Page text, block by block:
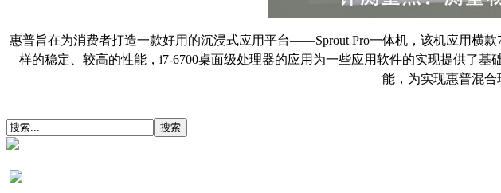
惠普旨在为消费者打造一款好用的沉浸式应用平台——Sprout Pro一体机，该机应用横
样的稳定、较高的性能，i7-6700桌面级处理器的应用为一些应用软件的实现提供了基
能，为实现惠普混合